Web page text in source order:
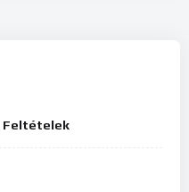
Feltételek